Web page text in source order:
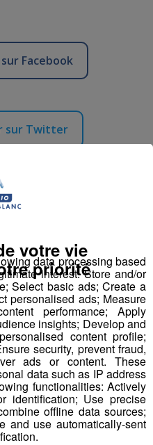
Facebook
sur Twitter
data processing based
interest: Store and/or
Select basic ads; Create a
personalised ads; Measure
performance; Apply
insights; Develop and
content profile;
security, prevent fraud,
ads or content. These
data such as IP address
functionalities: Actively
identification; Use precise
offline data sources;
and use automatically-sent
votre vie
priorité